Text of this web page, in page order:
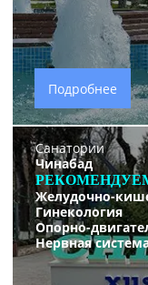
Подробнее
Санатории
Чинабад
Желудочно-
Гинекология
Опорно-
Нервная